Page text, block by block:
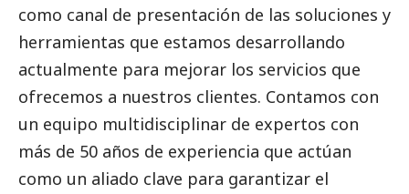
como canal de presentación de las soluciones y
herramientas que estamos desarrollando
actualmente para mejorar los servicios que
ofrecemos a nuestros clientes. Contamos con
un equipo multidisciplinar de expertos con
más de 50 años de experiencia que actúan
como un aliado clave para garantizar el